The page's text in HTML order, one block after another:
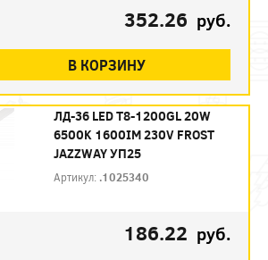
352.26 руб.
В КОРЗИНУ
ЛД-36 LED Т8-1200GL 20W
6500K 1600IM 230V FROST
JAZZWAY УП25
Артикул: .1025340
186.22 руб.